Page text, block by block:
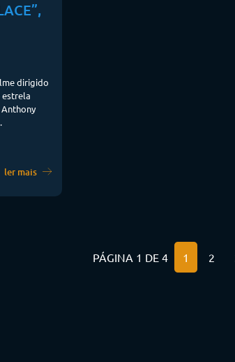
dirigido
estrela
ler mais
PÁGINA 1 DE 4 1 2